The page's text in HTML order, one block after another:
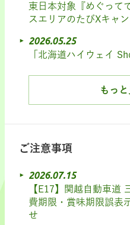
東日本対象『めぐって
スエリアのたびXキャ
2026.05.25
「北海道ハイウェイ
もっと
ご注意事項
2026.07.15
【E17】関越自動車道
費期限・賞味期限誤表
せ